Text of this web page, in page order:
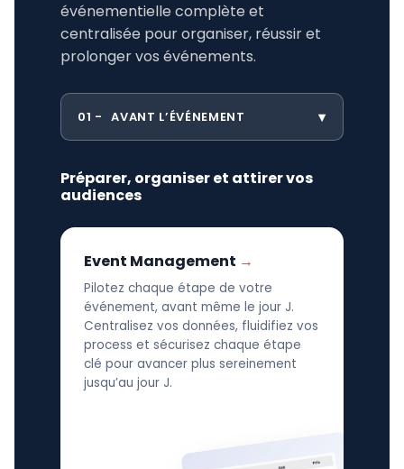
événementielle complète et
centralisée pour organiser, réussir et
prolonger vos événements.
01 AVANT L’ÉVÉNEMENT
Préparer, organiser et attirer vos
audiences
Event Management
Pilotez chaque étape de votre
événement, avant même le jour J.
Centralisez vos données, fluidifiez vos
process et sécurisez chaque étape
clé pour avancer plus sereinement
jusqu’au jour J.